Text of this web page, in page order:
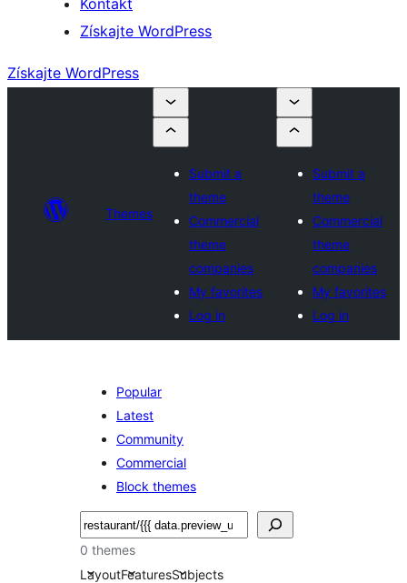
Kontakt
Získajte WordPress
Získajte WordPress
Themes
Submit a
theme
Commercial
theme
companies
My favorites
Log in
Submit a
theme
Commercial
theme
companies
My favorites
Log in
Popular
Latest
Community
Commercial
Block themes
Hľadať
0 themes
LayoutFeaturesSubjects